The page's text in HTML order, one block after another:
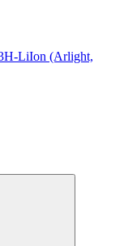
LiIon (Arlight,